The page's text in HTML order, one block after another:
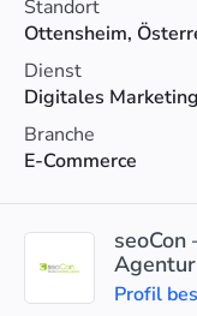
messbares
Standort
Ottensheim,
Dienst
Branche
E-Commerce
seoCon
Agentur
Profil